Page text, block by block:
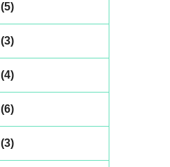
(5)
(3)
(4)
(6)
(3)